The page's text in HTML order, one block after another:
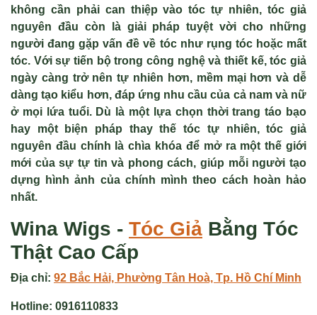
không cần phải can thiệp vào tóc tự nhiên, tóc giả
nguyên đầu còn là giải pháp tuyệt vời cho những
người đang gặp vấn đề về tóc như rụng tóc hoặc mất
tóc. Với sự tiến bộ trong công nghệ và thiết kế, tóc giả
ngày càng trở nên tự nhiên hơn, mềm mại hơn và dễ
dàng tạo kiểu hơn, đáp ứng nhu cầu của cả nam và nữ
ở mọi lứa tuổi. Dù là một lựa chọn thời trang táo bạo
hay một biện pháp thay thế tóc tự nhiên, tóc giả
nguyên đầu chính là chìa khóa để mở ra một thế giới
mới của sự tự tin và phong cách, giúp mỗi người tạo
dựng hình ảnh của chính mình theo cách hoàn hảo
nhất.
Wina Wigs - Tóc Giả Bằng Tóc
Thật Cao Cấp
Địa chỉ: 92 Bắc Hải, Phường Tân Hoà, Tp. Hồ Chí Minh
Hotline: 0916110833